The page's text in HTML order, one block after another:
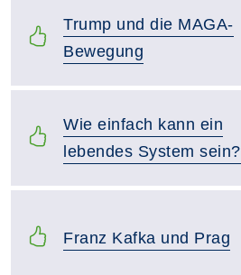
Trump und die MAGA-
Bewegung
Wie einfach kann ein
lebendes System sein?
Franz Kafka und Prag